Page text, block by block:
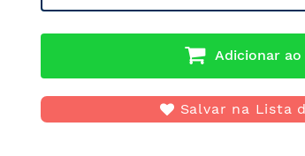
Adicionar
Salvar na Lista